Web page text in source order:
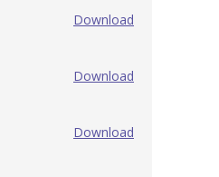
Download
Download
Download